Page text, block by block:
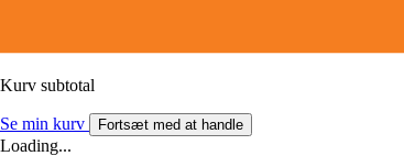
Kurv subtotal
Se min kurv Fortsæt med at handle
Loading...